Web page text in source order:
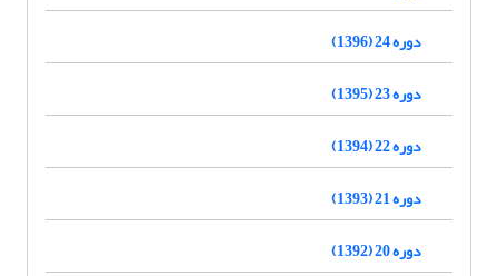
دوره 24 (1396)
دوره 23 (1395)
دوره 22 (1394)
دوره 21 (1393)
دوره 20 (1392)